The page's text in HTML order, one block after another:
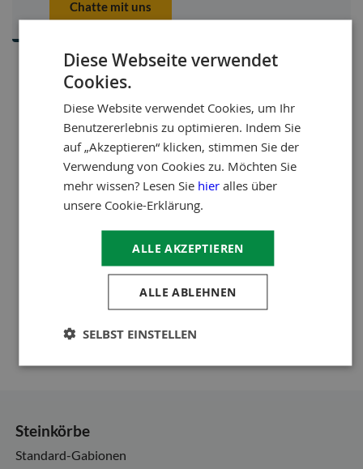
Chatte mit uns
Steinkörbe
Standard-Gabionen
Diese Webseite verwendet
Cookies.
Diese Website verwendet Cookies, um Ihr
Benutzererlebnis zu optimieren. Indem Sie
auf „Akzeptieren“ klicken, stimmen Sie der
Verwendung von Cookies zu. Möchten Sie
mehr wissen? Lesen Sie hieralles über
unsere Cookie-Erklärung.
ALLE AKZEPTIEREN
ALLE ABLEHNEN
SELBST EINSTELLEN